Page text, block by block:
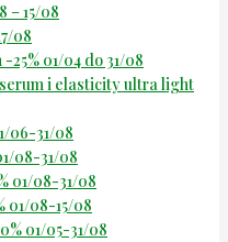
– 15/08
08
01/04 do 31/08
i elasticity ultra light
06-31/08
08-31/08
01/08-31/08
01/08-15/08
01/05-31/08